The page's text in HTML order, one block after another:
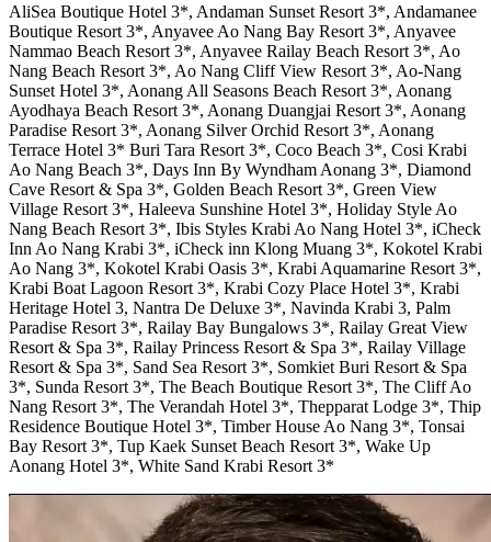
AliSea Boutique Hotel 3*, Andaman Sunset Resort 3*, Andamanee
Boutique Resort 3*, Anyavee Ao Nang Bay Resort 3*, Anyavee
Nammao Beach Resort 3*, Anyavee Railay Beach Resort 3*, Ao
Nang Beach Resort 3*, Ao Nang Cliff View Resort 3*, Ao-Nang
Sunset Hotel 3*, Aonang All Seasons Beach Resort 3*, Aonang
Ayodhaya Beach Resort 3*, Aonang Duangjai Resort 3*, Aonang
Paradise Resort 3*, Aonang Silver Orchid Resort 3*, Aonang
Terrace Hotel 3* Buri Tara Resort 3*, Coco Beach 3*, Cosi Krabi
Ao Nang Beach 3*, Days Inn By Wyndham Aonang 3*, Diamond
Cave Resort & Spa 3*, Golden Beach Resort 3*, Green View
Village Resort 3*, Haleeva Sunshine Hotel 3*, Holiday Style Ao
Nang Beach Resort 3*, Ibis Styles Krabi Ao Nang Hotel 3*, iCheck
Inn Ao Nang Krabi 3*, iCheck inn Klong Muang 3*, Kokotel Krabi
Ao Nang 3*, Kokotel Krabi Oasis 3*, Krabi Aquamarine Resort 3*,
Krabi Boat Lagoon Resort 3*, Krabi Cozy Place Hotel 3*, Krabi
Heritage Hotel 3, Nantra De Deluxe 3*, Navinda Krabi 3, Palm
Paradise Resort 3*, Railay Bay Bungalows 3*, Railay Great View
Resort & Spa 3*, Railay Princess Resort & Spa 3*, Railay Village
Resort & Spa 3*, Sand Sea Resort 3*, Somkiet Buri Resort & Spa
3*, Sunda Resort 3*, The Beach Boutique Resort 3*, The Cliff Ao
Nang Resort 3*, The Verandah Hotel 3*, Thepparat Lodge 3*, Thip
Residence Boutique Hotel 3*, Timber House Ao Nang 3*, Tonsai
Bay Resort 3*, Tup Kaek Sunset Beach Resort 3*, Wake Up
Aonang Hotel 3*, White Sand Krabi Resort 3*